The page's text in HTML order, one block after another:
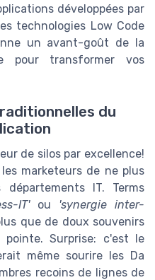
développées par
technologies Low Code
un avant-goût de la
pour transformer vos
du
de silos par excellence!
marketeurs de ne plus
IT. Terms
IT'ou
'synergie inter-
que de doux souvenirs
Surprise: c'est le
même sourire les Da
recoins de lignes de